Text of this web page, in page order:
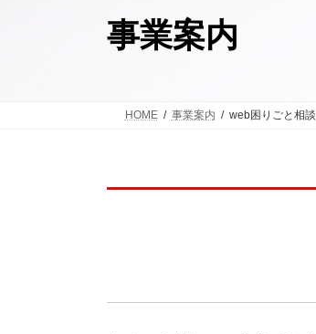
事業案内
HOME 事業案内 web困りごと相談